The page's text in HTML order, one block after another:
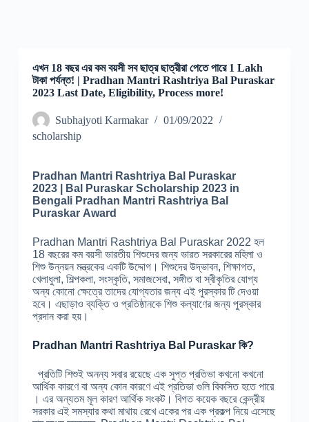
এখন 18 বছর এর কম বয়সী সব ছাত্র ছাত্রীরা পেতে পারে 1 Lakh
টাকা পর্যন্ত! | Pradhan Mantri Rashtriya Bal Puraskar
2023 Last Date, Eligibility, Process more!
Subhajyoti Karmakar
01/09/2022
scholarship
Pradhan Mantri Rashtriya Bal Puraskar
2023
Bal Puraskar Scholarship 2023 in
Bengali Pradhan Mantri Rashtriya Bal
Puraskar Award
Pradhan Mantri Rashtriya Bal Puraskar 2022 হল
18 বছরের কম বয়সী ভারতীয় শিশুদের জন্য ভারত সরকারের মহিলা ও
শিশু উন্নয়ন মন্ত্রকের একটি উদ্দোগ। শিশুদের উদ্ভাবন, শিক্ষাগত,
খেলাধুলা, শিল্পকলা, সংস্কৃতি, সমাজসেবা, সঙ্গীত বা স্বীকৃতির যোগ্য
অন্য কোনো ক্ষেত্রে তাদের যোগ্যতার জন্য এই পুরস্কার টি দেওয়া
হবে। এছাড়াও ব্যক্তি ও প্রতিষ্ঠানকে শিশু কল্যাণের জন্য পুরস্কার
প্রদান করা হয়।
Pradhan Mantri Rashtriya Bal Puraskar কি?
প্রতিটি শিশুই অনন্য সবার রয়েছে এক সুপ্ত প্রতিভা কখনো কখনো
আর্থিক কারণে বা অন্য কোন কারণে এই প্রতিভা গুলি বিকসিত হতে পারে
। এর অন্যতম মূল কারণ আর্থিক সংকট। বিগত কয়েক বছরে কেন্দ্রীয়
সরকার এই সমস্যার কথা মাথায় রেখে একের পর এক প্রকল্প নিয়ে এসেছে